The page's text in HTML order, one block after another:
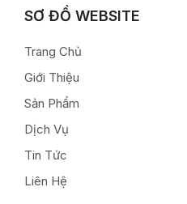
SƠ ĐỒ WEBSITE
Trang Chủ
Giới Thiệu
Sản Phẩm
Dịch Vụ
Tin Tức
Liên Hệ